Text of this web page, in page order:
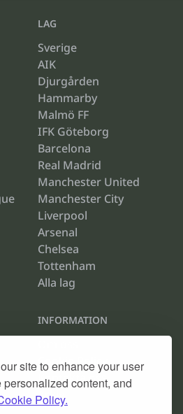
site to enhance your user
content, and
Policy.
LAG
Sverige
AIK
Djurgården
Hammarby
Malmö FF
IFK Göteborg
Barcelona
Real Madrid
Manchester United
Manchester City
Liverpool
Arsenal
Chelsea
Tottenham
Alla lag
INFORMATION
Cookie Policy
Kontakta oss
Arkiv